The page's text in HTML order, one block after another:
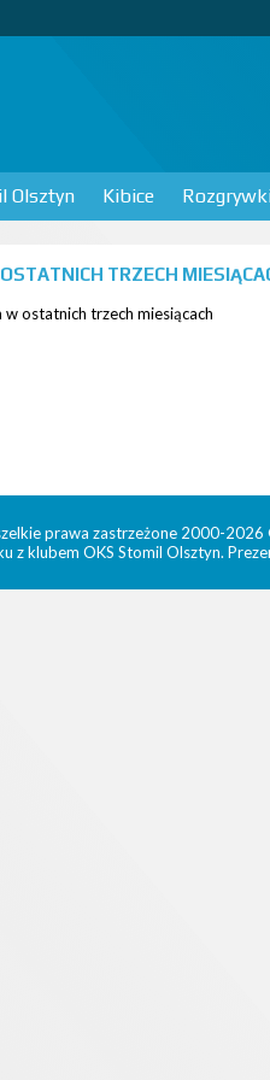
Olsztyn Kibice
TRZECH
ostatnich trzech miesiącach
prawa zastrzeżone 2000-
z klubem OKS Stomil Olsztyn.